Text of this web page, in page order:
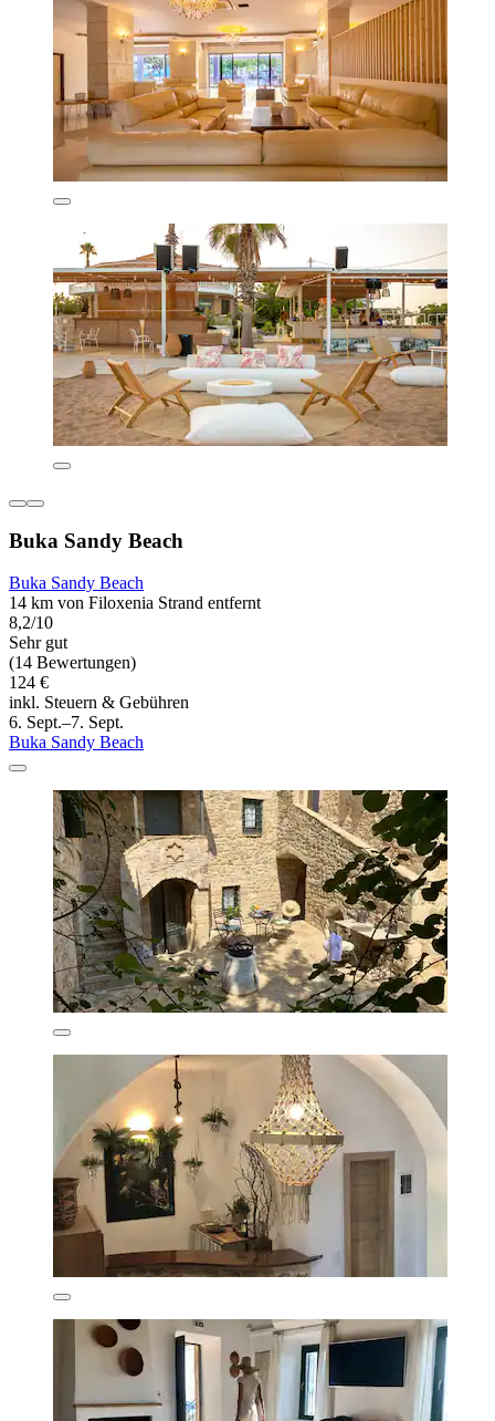
Buka Sandy Beach
Buka Sandy Beach
14 km von Filoxenia Strand entfernt
8,2/10
Sehr gut
(14 Bewertungen)
124 €
inkl. Steuern & Gebühren
6. Sept.–7. Sept.
Buka Sandy Beach